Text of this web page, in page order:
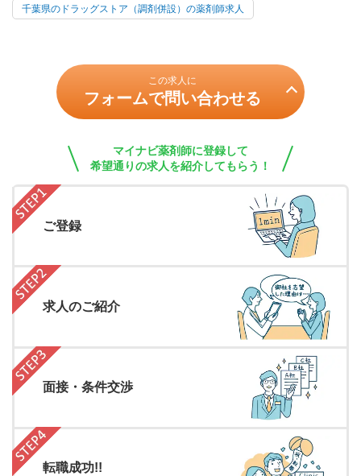
千葉県のドラッグストア（調剤併設）の薬剤師求人
この求人に
フォームで問い合わせる
マイナビ薬剤師に登録して
希望通りの求人を紹介してもらう！
ご登録
求人のご紹介
面接・条件交渉
転職成功!!